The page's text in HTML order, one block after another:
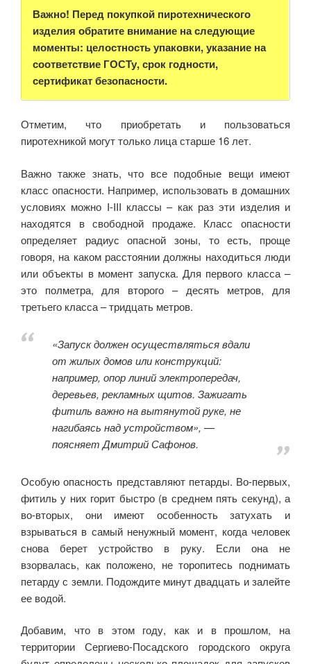
Важно! Перед покупкой пиротехнического
изделия обратите внимание на следующие
моменты: целостность упаковки, указание на
соответствие ГОСТу, срок годности,
сертификат безопасности.
Отметим, что приобретать и пользоваться
пиротехникой могут только лица старше 16 лет.
Важно также знать, что все подобные вещи имеют
класс опасности. Например, использовать в домашних
условиях можно I-III классы – как раз эти изделия и
находятся в свободной продаже. Класс опасности
определяет радиус опасной зоны, то есть, проще
говоря, на каком расстоянии должны находиться люди
или объекты в момент запуска. Для первого класса –
это полметра, для второго – десять метров, для
третьего класса – тридцать метров.
«Запуск должен осуществляться вдали
от жилых домов или конструкций:
например, опор линий электропередач,
деревьев, рекламных щитов. Зажигать
фитиль важно на вытянутой руке, не
нагибаясь над устройством», —
поясняет Дмитрий Сафонов.
Особую опасность представляют петарды. Во-первых,
фитиль у них горит быстро (в среднем пять секунд), а
во-вторых, они имеют особенность затухать и
взрываться в самый ненужный момент, когда человек
снова берет устройство в руку. Если она не
взорвалась, как положено, не торопитесь поднимать
петарду с земли. Подождите минут двадцать и залейте
ее водой.
Добавим, что в этом году, как и в прошлом, на
территории Сергиево-Посадского городского округа